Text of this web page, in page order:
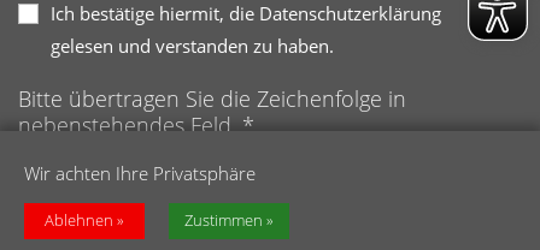
Wir achten Ihre Privatsphäre
Ablehnen Zustimmen
Ich bestätige hiermit, die Datenschutzerklärung
gelesen und verstanden zu haben.
Bitte übertragen Sie die Zeichenfolge in
nebenstehendes Feld. *
Anti-Roboter-Verifizierung
Hier klicken